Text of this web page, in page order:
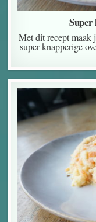
Met dit recept maak
super knapperige